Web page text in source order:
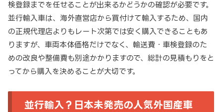
検登録までを任せることが出来るかどうかの確認が必要です。
並行輸入車は、海外直営店から買付けて輸入するため、国内
の正規代理店よりもレート次第では安く購入できることもあ
りますが、車両本体価格だけでなく、輸送費・車検登録のた
めの改良や整備費も別途かかりますので、総計の見積もりをと
ってから購入を決めることが大切です。
並行輸入？日本未発売の人気外国産車